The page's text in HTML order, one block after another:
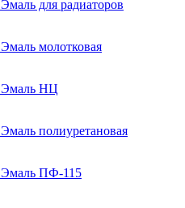
Эмаль для радиаторов
Эмаль молотковая
Эмаль НЦ
Эмаль полиуретановая
Эмаль ПФ-115